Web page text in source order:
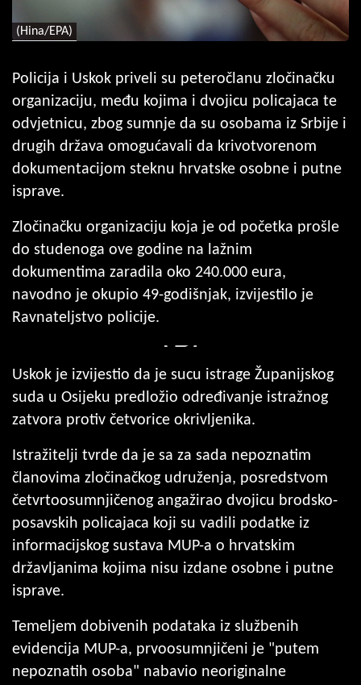
(Hina/EPA)
Policija i Uskok priveli su peteročlanu zločinačku
organizaciju, među kojima i dvojicu policajaca te
odvjetnicu, zbog sumnje da su osobama iz Srbije i
drugih država omogućavali da krivotvorenom
dokumentacijom steknu hrvatske osobne i putne
isprave.
Zločinačku organizaciju koja je od početka prošle
do studenoga ove godine na lažnim
dokumentima zaradila oko 240.000 eura,
navodno je okupio 49-godišnjak, izvijestilo je
Ravnateljstvo policije.
Uskok je izvijestio da je sucu istrage Županijskog
suda u Osijeku predložio određivanje istražnog
zatvora protiv četvorice okrivljenika.
Istražitelji tvrde da je sa za sada nepoznatim
članovima zločinačkog udruženja, posredstvom
četvrtoosumnjičenog angažirao dvojicu brodsko-
posavskih policajaca koji su vadili podatke iz
informacijskog sustava MUP-a o hrvatskim
državljanima kojima nisu izdane osobne i putne
isprave.
Temeljem dobivenih podataka iz službenih
evidencija MUP-a, prvoosumnjičeni je "putem
nepoznatih osoba" nabavio neoriginalne